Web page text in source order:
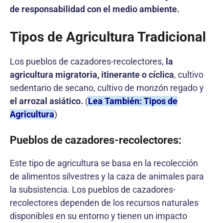
de responsabilidad con el medio ambiente.
Tipos de Agricultura Tradicional
Los pueblos de cazadores-recolectores, la
agricultura migratoria, itinerante o cíclica, cultivo
sedentario de secano, cultivo de monzón regado y
el arrozal asiático. (Lea También: Tipos de
Agricultura)
Pueblos de cazadores-recolectores:
Este tipo de agricultura se basa en la recolección
de alimentos silvestres y la caza de animales para
la subsistencia. Los pueblos de cazadores-
recolectores dependen de los recursos naturales
disponibles en su entorno y tienen un impacto